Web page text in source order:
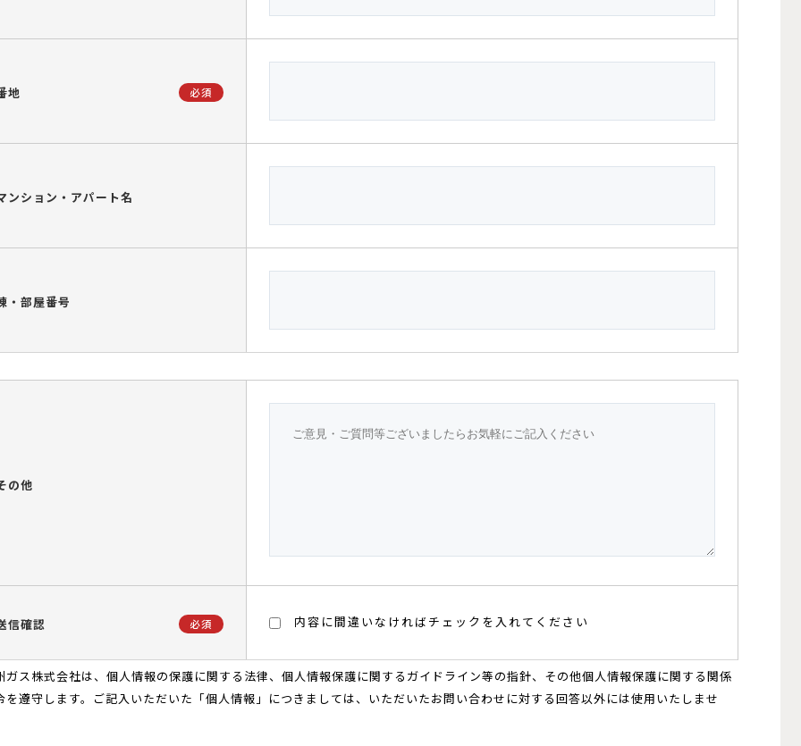
地 必須
ンション・アパート名
・部屋番号
の他
信確認 必須 内容に間違いなければチェックを入れてください
ガス株式会社は、個人情報の保護に関する法律、個人情報保護に関するガイドライン等の指針、その他個人情報保護に関する関係
を遵守します。ご記入いただいた「個人情報」につきましては、いただいたお問い合わせに対する回答以外には使用いたしませ